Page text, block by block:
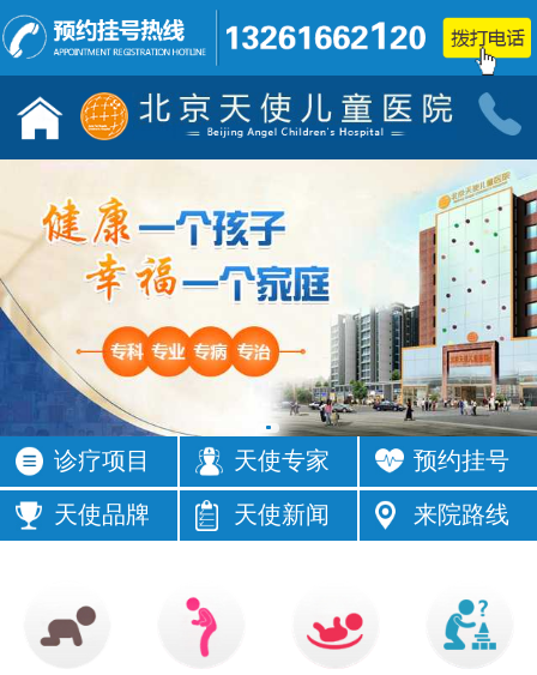
儿童发育行为科门诊
多动症 抽动症
发育迟缓
语言障碍
遗尿症
铅中毒
学习困难
注意力不集
中
按症状
活动过多 频繁眨眼
发育落后
成绩差
小儿神经
按病种
智力低下
智力发育
缓
四肢抽搐
按症状
常流口水
诊疗项目 天使专家 预约挂号
天使品牌 天使新闻 来院路线